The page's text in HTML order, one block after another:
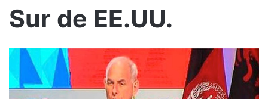
Sur de EE.UU.